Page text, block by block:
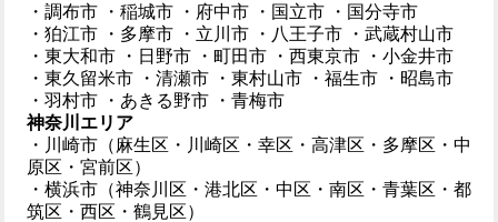
・調布市
・稲城市 ・府中市 ・国立市
・国分寺市
・狛江市
・多摩市 ・立川市 ・八王子市
・武蔵村山市
・東大和市
・日野市 ・町田市 ・西東京市
・小金井市
・東久留米市
・清瀬市 ・東村山市 ・福生市
・昭島市
・羽村市
・あきる野市
・青梅市
神奈川エリア
・川崎市（麻生区・川崎区・幸区・高津区・多摩区・中
原区・宮前区）
・横浜市（神奈川区・港北区・中区・南区・青葉区・都
筑区・西区・鶴見区）